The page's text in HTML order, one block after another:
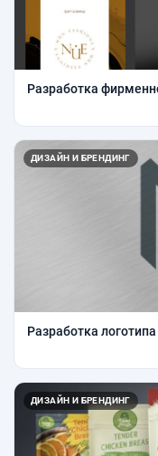
Разработка
ДИЗАЙН И БРЕНДИНГ
Разработка
ДИЗАЙН И БРЕНДИНГ